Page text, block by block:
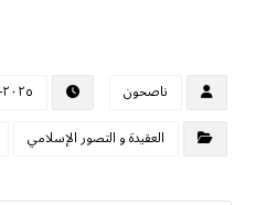
ناصحون
٢٠٢٥-٠٥-٠٥
العقيدة و التصور الإسلامي